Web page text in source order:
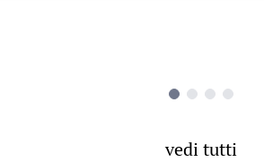
vedi tutti